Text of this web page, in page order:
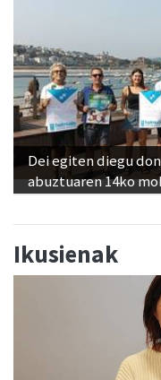
Dei egiten diegu
abuztuaren 14ko
Ikusienak